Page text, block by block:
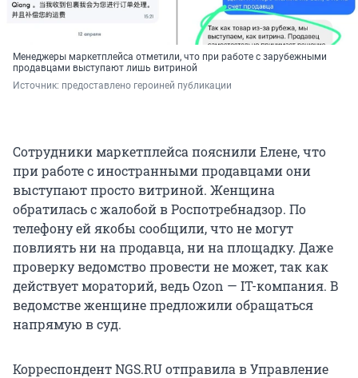
Менеджеры маркетплейса отметили, что при работе с зарубежными
продавцами выступают лишь витриной
Источник: предоставлено героиней публикации
Сотрудники маркетплейса пояснили Елене, что
при работе с иностранными продавцами они
выступают просто витриной. Женщина
обратилась с жалобой в Роспотребнадзор. По
телефону ей якобы сообщили, что не могут
повлиять ни на продавца, ни на площадку. Даже
проверку ведомство провести не может, так как
действует мораторий, ведь Ozon — IT-компания. В
ведомстве женщине предложили обращаться
напрямую в суд.
Корреспондент NGS.RU отправила в Управление